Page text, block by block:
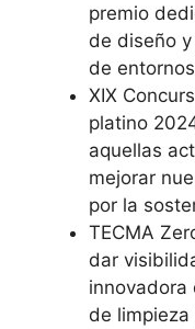
premio
de diseño
de
XIX
platino
aquellas
mejorar
por la
TECMA
dar
innovadora
de limpieza